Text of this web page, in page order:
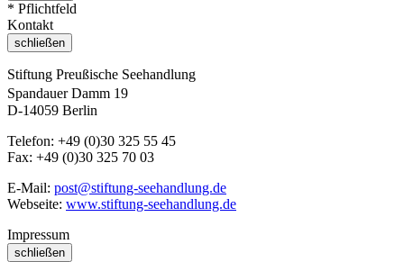
* Pflichtfeld
Kontakt
schließen
Stiftung Preußische Seehandlung
Spandauer Damm 19
D-14059 Berlin
Telefon: +49 (0)30 325 55 45
Fax: +49 (0)30 325 70 03
E-Mail: post@stiftung-seehandlung.de
Webseite: www.stiftung-seehandlung.de
Impressum
schließen